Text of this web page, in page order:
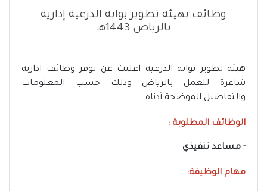
وظائف بهيئة تطوير بوابة الدرعية إدارية
بالرياض 1443هـ
هيئة تطوير بوابة الدرعية اعلنت عن توفر وظائف ادارية
شاغرة للعمل بالرياض وذلك حسب المعلومات
والتفاصيل الموضحة أدناه :
الوظائف المطلوبة :
- مساعد تنفيذي
مهام الوظيفة: